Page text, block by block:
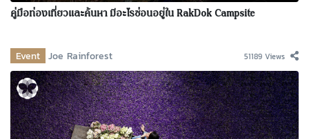
คู่มือท่องเที่ยวและค้นหา มีอะไรซ่อนอยู่ใน RakDok Campsite
Event Joe Rainforest 51189 Views